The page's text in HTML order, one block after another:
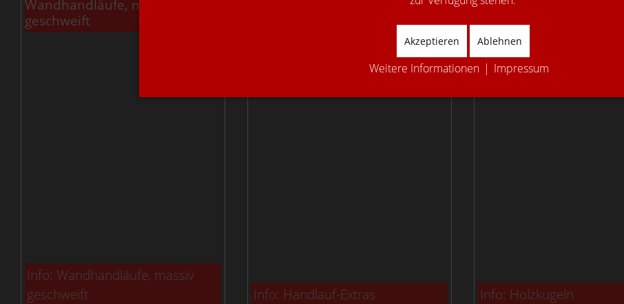
Wandhandläufe, massiv
geschweift
Info: Wandhandläufe, massiv
geschweift
Info: Handlauf-Extras
Holzkugeln
Info: Holzkugeln
Akzeptieren Ablehnen
Weitere Informationen | Impressum